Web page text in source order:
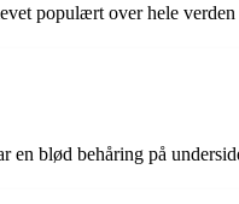
populært over hele
blød behåring på